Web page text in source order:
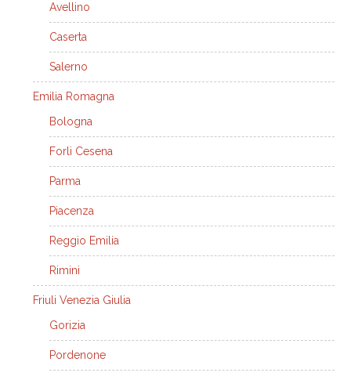
Avellino
Caserta
Salerno
Emilia Romagna
Bologna
Forli Cesena
Parma
Piacenza
Reggio Emilia
Rimini
Friuli Venezia Giulia
Gorizia
Pordenone